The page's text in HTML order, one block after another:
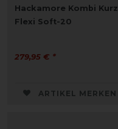
Hackamore Kombi Kurz
Flexi Soft-20
279,95 € *
ARTIKEL MERKEN